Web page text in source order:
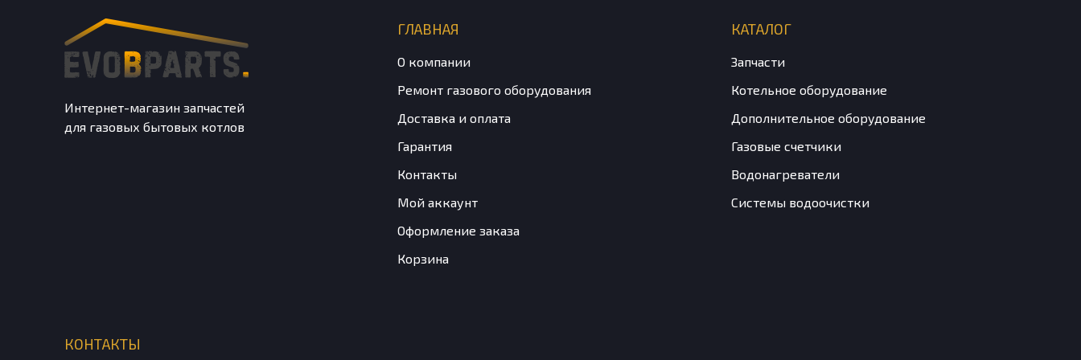
Интернет-магазин запчастей
для газовых бытовых котлов
ГЛАВНАЯ
О компании
Ремонт газового оборудования
Доставка и оплата
Гарантия
Контакты
Мой аккаунт
Оформление заказа
Корзина
КАТАЛОГ
Запчасти
Котельное оборудование
Дополнительное оборудование
Газовые счетчики
Водонагреватели
Системы водоочистки
КОНТАКТЫ